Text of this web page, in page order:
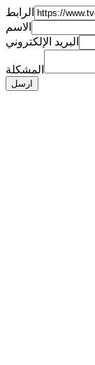
الرابط
الاسم
البريد الإلكتروني
المشكلة
ارسل